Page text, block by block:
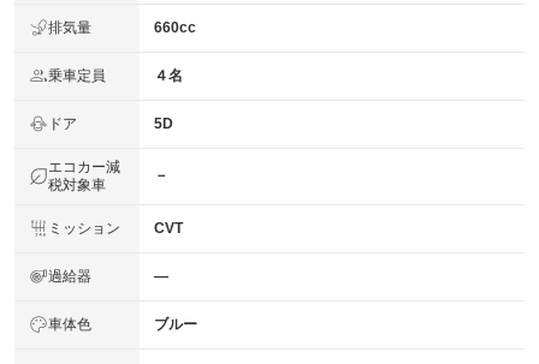
排気量 660cc
乗車定員 ４名
ドア 5D
エコカー減
税対象車
－
ミッション CVT
過給器 ―
車体色 ブルー